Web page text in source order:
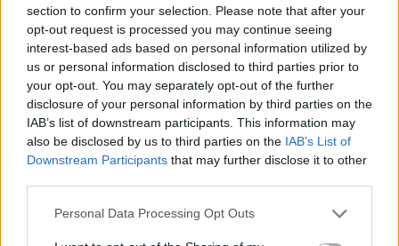
section to confirm your selection. Please note that after your
opt-out request is processed you may continue seeing
interest-based ads based on personal information utilized by
us or personal information disclosed to third parties prior to
your opt-out. You may separately opt-out of the further
disclosure of your personal information by third parties on the
IAB’s list of downstream participants. This information may
also be disclosed by us to third parties on the IAB’s List of
Downstream Participants that may further disclose it to other
Personal Data Processing Opt Outs
τελικό σκέλος, με τον Nico Hulkenberg μπροστά από
τον Gabriel Bortoleto. O Franco Colapinto (στο οποίου
το μονοθέσιο αντικαταστάθηκε η μπαταρία έπειτα από
το πρόβλημα του FP1) θα παραταχθεί πίσω τους, στη
13η θέση με την Alpine στην εκκίνηση του Σπριντ, με
τις Haas να τον ακολουθούν. Ο Oliver Bearman έκανε
εκτός πίστας, και κατέληξε πίσω από τον team-mate